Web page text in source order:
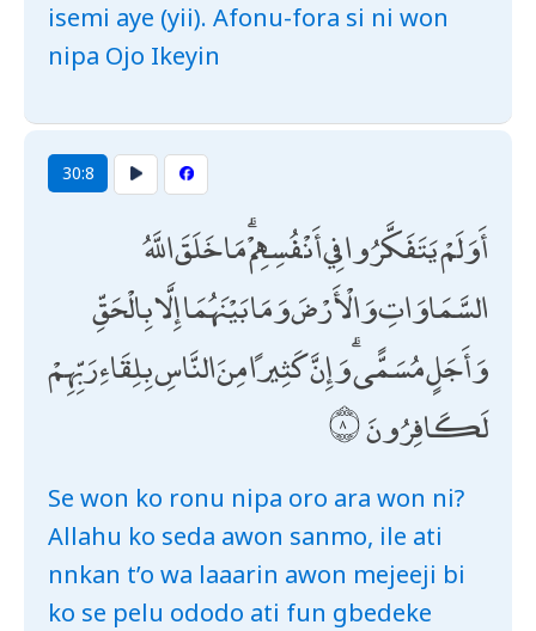
isemi aye (yii). Afonu-fora si ni won
nipa Ojo Ikeyin
30:8
أَوَلَمْ يَتَفَكَّرُوا فِي أَنْفُسِهِمْ ۗ مَا خَلَقَ اللَّهُ
السَّمَاوَاتِ وَالْأَرْضَ وَمَا بَيْنَهُمَا إِلَّا بِالْحَقِّ
وَأَجَلٍ مُسَمًّى ۗ وَإِنَّ كَثِيرًا مِنَ النَّاسِ بِلِقَاءِ رَبِّهِمْ
لَكَافِرُونَ
Se won ko ronu nipa oro ara won ni?
Allahu ko seda awon sanmo, ile ati
nnkan t’o wa laaarin awon mejeeji bi
ko se pelu ododo ati fun gbedeke